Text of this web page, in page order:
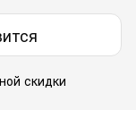
скидки